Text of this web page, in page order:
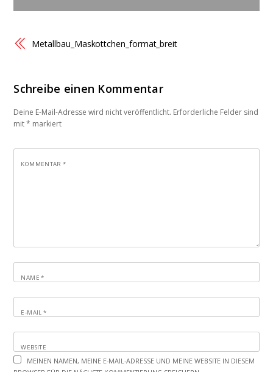
Metallbau_Maskottchen_format_breit
Schreibe einen Kommentar
Deine E-Mail-Adresse wird nicht veröffentlicht. Erforderliche Felder sind
mit* markiert
KOMMENTAR*
NAME*
E-MAIL*
WEBSITE
MEINEN NAMEN, MEINE E-MAIL-ADRESSE UND MEINE WEBSITE IN DIESEM